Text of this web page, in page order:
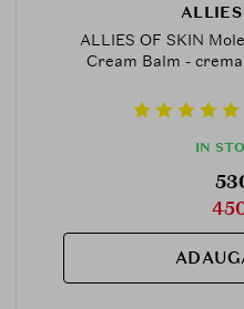
ALLIES OF SKIN
Cream Balm -
IN